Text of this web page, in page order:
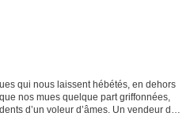
qui nous laissent hébétés, en dehors
nos mues quelque part griffonnées,
d’un voleur d’âmes. Un vendeur de